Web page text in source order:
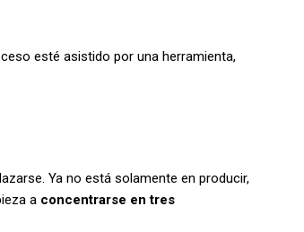
esté asistido por una herramienta,
Ya no está solamente en producir,
a concentrarse en tres